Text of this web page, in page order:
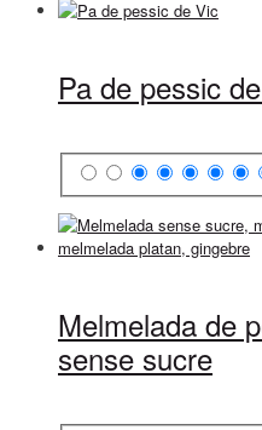
Pa de pessic
Melmelada de
sense sucre